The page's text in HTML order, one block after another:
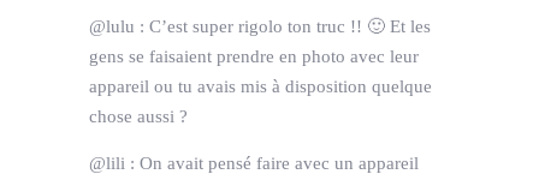
@lulu : C’est super rigolo ton truc !! 🙂 Et les
gens se faisaient prendre en photo avec leur
appareil ou tu avais mis à disposition quelque
chose aussi ?
@lili : On avait pensé faire avec un appareil